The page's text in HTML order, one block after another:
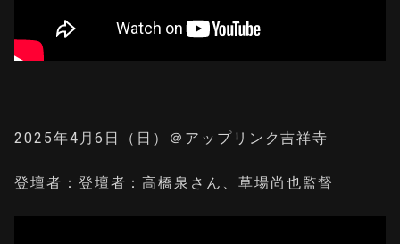
2025年4月6日（日）＠アップリンク吉祥寺
登壇者：登壇者：高橋泉さん、草場尚也監督